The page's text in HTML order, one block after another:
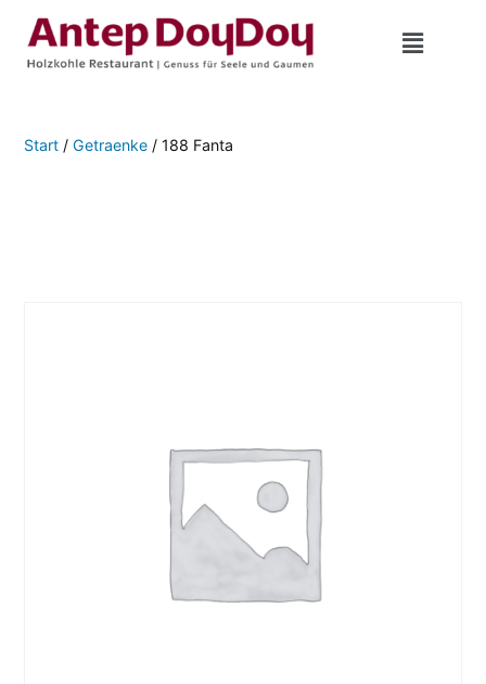
Start / Getraenke / 188 Fanta